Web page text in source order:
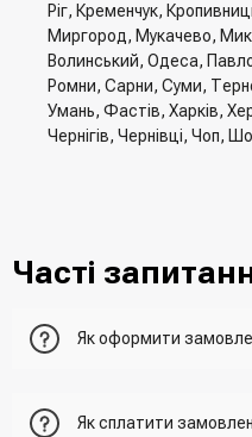
Ріг, Кременчук,
Миргород, Мукачево,
Волинський, Одеса,
Ромни, Сарни, Суми,
Умань, Фастів, Харків,
Чернігів, Чернівці, Чоп,
Часті
Як оформити
нього та вказати всю
Як сплатити